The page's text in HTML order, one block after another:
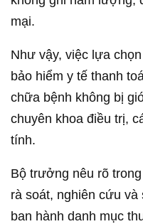
mại.
Như vậy, việc lựa
bảo hiểm y tế thanh
chữa bệnh không bị
chuyên khoa điều trị,
tính.
Bộ trưởng nêu rõ
rà soát, nghiên cứu
ban hành danh mục